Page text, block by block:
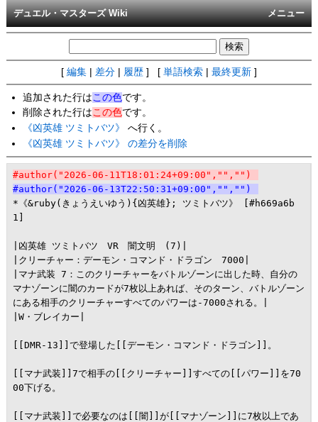
メニュー
デュエル・マスターズ Wiki
[ 編集 差分 履歴 ] [ 単語検索 最終更新 ]
追加された行は この色です。
削除された行はこの色です。
《凶英雄 ツミトバツ》
へ行く。
《凶英雄 ツミトバツ》 の差分を削除
#author("2026-06-11T18:01:24+09:00","","")
#author("2026-06-13T22:50:31+09:00","","")
*《&ruby(きょうえいゆう){凶英雄}; ツミトバツ》 [#h669a6b
1]
|凶英雄 ツミトバツ　VR　闇文明　(7)|
|クリーチャー：デーモン・コマンド・ドラゴン　7000|
|マナ武装 7：このクリーチャーをバトルゾーンに出した時、自分の
マナゾーンに闇のカードが7枚以上あれば、そのターン、バトルゾーン
にある相手のクリーチャーすべてのパワーは-7000される。|
|W・ブレイカー|
[[DMR-13]]で登場した[[デーモン・コマンド・ドラゴン]]。
[[マナ武装]]7で相手の[[クリーチャー]]すべての[[パワー]]を70
00下げる。
[[マナ武装]]で必要なのは[[闇]]が[[マナゾーン]]に7枚以上であ